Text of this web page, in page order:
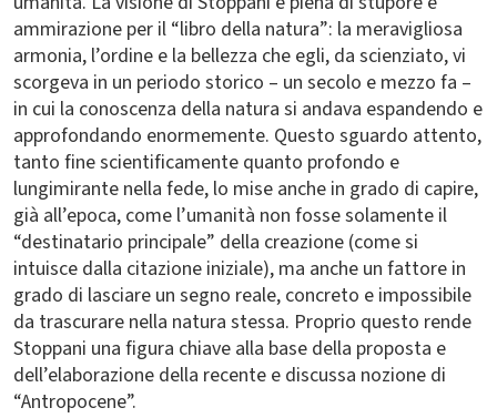
ammirazione per il “libro della natura”: la meravigliosa
armonia, l’ordine e la bellezza che egli, da scienziato, vi
scorgeva in un periodo storico – un secolo e mezzo fa –
in cui la conoscenza della natura si andava espandendo e
approfondando enormemente. Questo sguardo attento,
tanto fine scientificamente quanto profondo e
lungimirante nella fede, lo mise anche in grado di capire,
già all’epoca, come l’umanità non fosse solamente il
“destinatario principale” della creazione (come si
intuisce dalla citazione iniziale), ma anche un fattore in
grado di lasciare un segno reale, concreto e impossibile
da trascurare nella natura stessa. Proprio questo rende
Stoppani una figura chiave alla base della proposta e
dell’elaborazione della recente e discussa nozione di
“Antropocene”.